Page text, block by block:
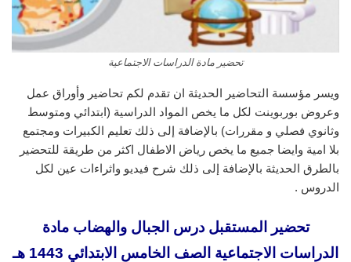
تحضير مادة الدراسات الاجتماعية
ويسر مؤسسة التحاضير الحديثة ان تقدم لكم تحاضير وأوراق عمل
وعروض بوربوينت لكل ما يخص المواد الدراسية (ابتدائي ومتوسط
وثانوي فصلي و مقررات) بالإضافة إلى ذلك تعليم الكبيرات ومجتمع
بلا امية وايضا جميع ما يخص رياض الاطفال اكثر من طريقة للتحضير
بالطرق الحديثة بالإضافة إلى ذلك شرح فيديو واثراءات عين لكل
الدروس .
تحضير المستقبل درس الجبال والهضاب مادة
الدراسات الاجتماعية الصف الخامس الابتدائي 1443 هـ